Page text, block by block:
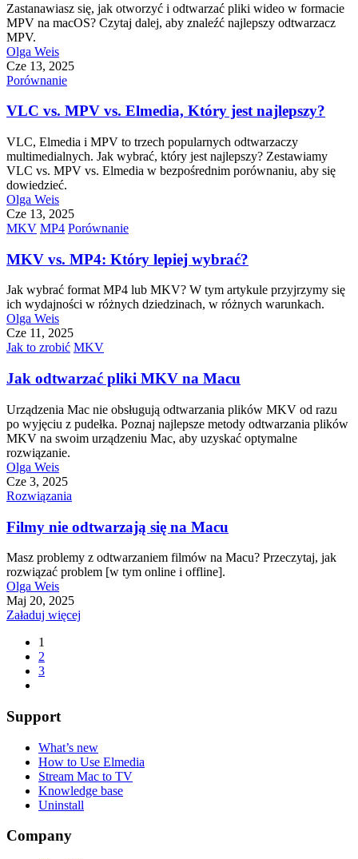
Zastanawiasz się, jak otworzyć i odtwarzać pliki wideo w formacie
MPV na macOS? Czytaj dalej, aby znaleźć najlepszy odtwarzacz
MPV.
Olga Weis
Cze 13, 2025
Porównanie
VLC vs. MPV vs. Elmedia, Który jest najlepszy?
VLC, Elmedia i MPV to trzech popularnych odtwarzaczy
multimedialnych. Jak wybrać, który jest najlepszy? Zestawiamy
VLC vs. MPV vs. Elmedia w bezpośrednim porównaniu, aby się
dowiedzieć.
Olga Weis
Cze 13, 2025
MKV MP4 Porównanie
MKV vs. MP4: Który lepiej wybrać?
Jak wybrać format MP4 lub MKV? W tym artykule przyjrzymy się
ich wydajności w różnych dziedzinach, w różnych warunkach.
Olga Weis
Cze 11, 2025
Jak to zrobić MKV
Jak odtwarzać pliki MKV na Macu
Urządzenia Mac nie obsługują odtwarzania plików MKV od razu
po wyjęciu z pudełka. Poznaj najlepsze metody odtwarzania plików
MKV na swoim urządzeniu Mac, aby uzyskać optymalne
rozwiązanie.
Olga Weis
Cze 3, 2025
Rozwiązania
Filmy nie odtwarzają się na Macu
Masz problemy z odtwarzaniem filmów na Macu? Przeczytaj, jak
rozwiązać problem [w tym online i offline].
Olga Weis
Maj 20, 2025
Załaduj więcej
1
2
3
Support
What’s new
How to Use Elmedia
Stream Mac to TV
Knowledge base
Uninstall
Company